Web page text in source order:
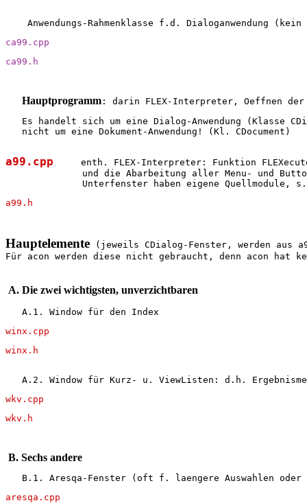
Anwendungs-Rahmenklasse f.d. Dialoganwendung
ca99.cpp
ca99.h
Hauptprogramm : darin FLEX-Interpreter, Oeffnen
Es handelt sich um eine Dialog-Anwendung (Klasse
nicht um eine Dokument-Anwendung! (Kl. CDocument)
a99.cpp enth. FLEX-Interpreter: Funktion
und die Abarbeitung aller Menu- und
Unterfenster haben eigene Quellmodule,
a99.h
Hauptelemente (jeweils CDialog-Fenster, werden aus
Für acon werden diese nicht gebraucht, denn acon hat
A. Die zwei wichtigsten, unverzichtbaren
A.1. Window für den Index
winx.cpp
winx.h
A.2. Window für Kurz- u. ViewListen: d.h.
wkv.cpp
wkv.h
B. Sechs andere
B.1. Aresqa-Fenster (oft f. laengere Auswahlen oder
aresqa.cpp